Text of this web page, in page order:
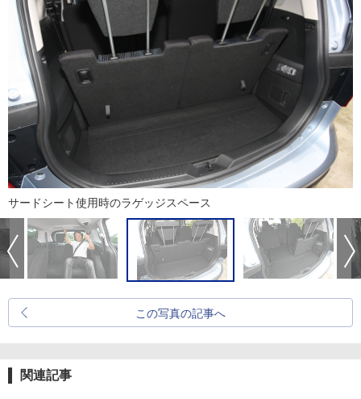
サードシート使用時のラゲッジスペース
この写真の記事へ
関連記事